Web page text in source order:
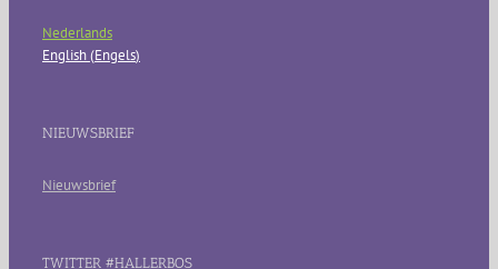
Nederlands
English(Engels)
NIEUWSBRIEF
Nieuwsbrief
TWITTER #HALLERBOS